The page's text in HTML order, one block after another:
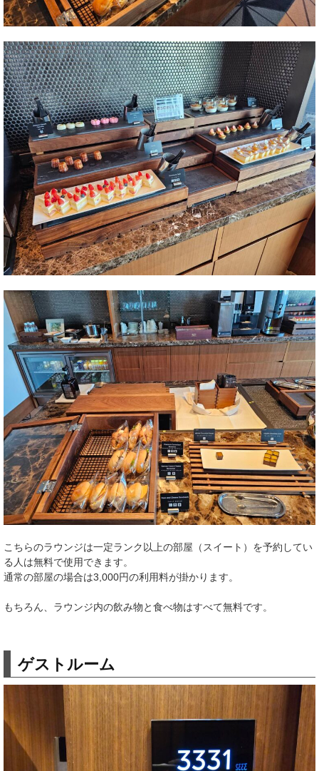
こちらのラウンジは一定ランク以上の部屋（スイート）を予約してい
る人は無料で使用できます。
通常の部屋の場合は3,000円の利用料が掛かります。
もちろん、ラウンジ内の飲み物と食べ物はすべて無料です。
ゲストルーム